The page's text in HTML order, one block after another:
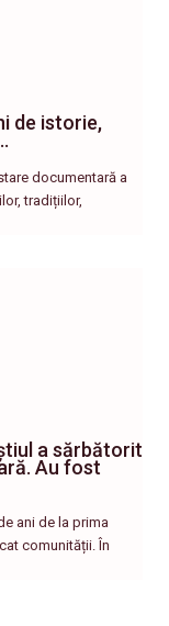
de istorie,
documentară a
tradițiilor,
a sărbătorit
Au fost
ani de la prima
comunității. În